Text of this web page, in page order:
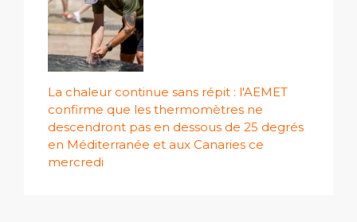
La chaleur continue sans répit : l'AEMET
confirme que les thermomètres ne
descendront pas en dessous de 25 degrés
en Méditerranée et aux Canaries ce
mercredi